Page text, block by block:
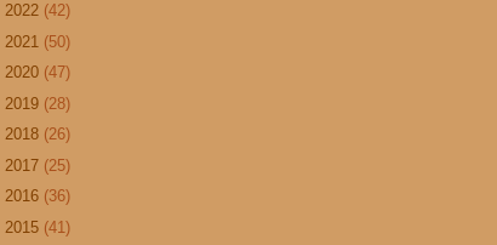
2022 (42)
2021 (50)
2020 (47)
2019 (28)
2018 (26)
2017 (25)
2016 (36)
2015 (41)